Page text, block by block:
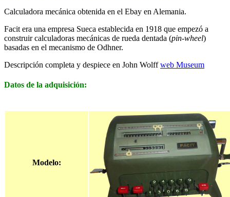
Calculadora mecánica obtenida en el Ebay en Alemania.
Facit era una empresa Sueca establecida en 1918 que empezó a
construir calculadoras mecánicas de rueda dentada (pin-wheel)
basadas en el mecanismo de Odhner.
Descripción completa y despiece en John Wolffweb Museum
Datos de la adquisición:
Modelo: